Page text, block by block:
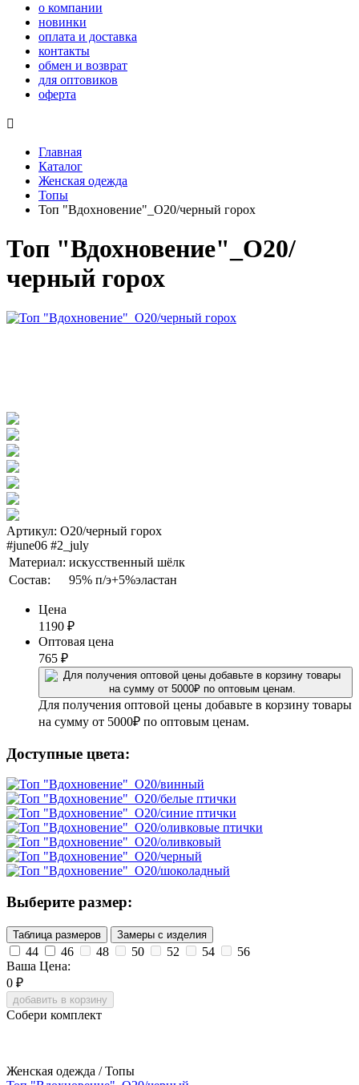
о компании
новинки
оплата и доставка
контакты
обмен и возврат
для оптовиков
оферта

Главная
Каталог
Женская одежда
Топы
Топ "Вдохновение"_О20/черный горох
Топ "Вдохновение"_О20/
черный горох
Артикул: О20/черный горох
#june06 #2_july
Материал: искусственный шёлк
Состав:
95% п/э+5%эластан
Цена
1190 ₽
Оптовая цена
765 ₽
Для получения оптовой цены добавьте в корзину товары
на сумму от 5000₽ по оптовым ценам.
Доступные цвета:
Выберите размер:
Таблица размеров Замеры с изделия
44 46 48 50 52 54
56
Ваша Цена:
0 ₽
добавить в корзину
Собери комплект
Женская одежда / Топы